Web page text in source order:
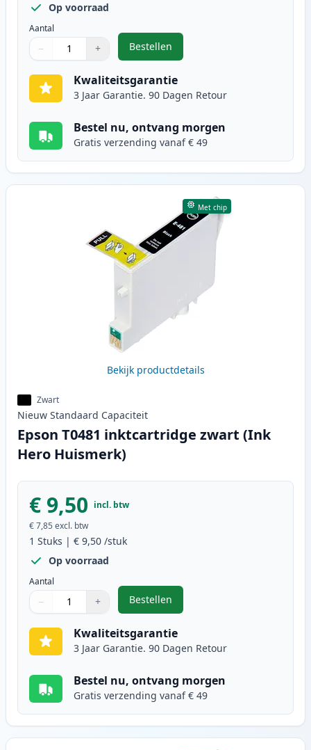
Op voorraad
Aantal
Gebruik de knoppen om aan te passen
− +
1
Bestellen
,7 stuks Epson T0487
Kwaliteitsgarantie
3 Jaar Garantie. 90 Dagen Retour
Bestel nu, ontvang morgen
Gratis verzending vanaf € 49
Met chip
Bekijk productdetails
Zwart
Nieuw Standaard Capaciteit
Epson T0481 inktcartridge zwart (Ink
Hero Huismerk)
€ 9,50 incl. btw
€ 7,85 excl. btw
1 Stuks | € 9,50 /stuk
Op voorraad
Aantal
Gebruik de knoppen om aan te passen
− +
1
Bestellen
,Epson T0481 inktcartridge zwart
Kwaliteitsgarantie
3 Jaar Garantie. 90 Dagen Retour
Bestel nu, ontvang morgen
Gratis verzending vanaf € 49